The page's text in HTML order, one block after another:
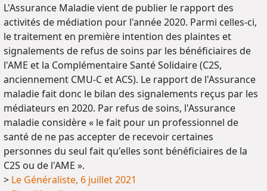
L'Assurance Maladie vient de publier le rapport des
activités de médiation pour l'année 2020. Parmi celles-ci,
le traitement en première intention des plaintes et
signalements de refus de soins par les bénéficiaires de
l'AME et la Complémentaire Santé Solidaire (C2S,
anciennement CMU-C et ACS). Le rapport de l'Assurance
maladie fait donc le bilan des signalements reçus par les
médiateurs en 2020. Par refus de soins, l'Assurance
maladie considère « le fait pour un professionnel de
santé de ne pas accepter de recevoir certaines
personnes du seul fait qu'elles sont bénéficiaires de la
C2S ou de l'AME ».
> Le Généraliste, 6 juillet 2021